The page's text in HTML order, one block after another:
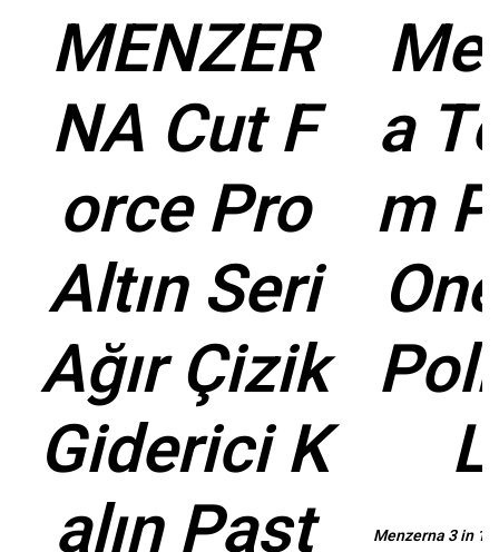
MENZER
NA Cut F
orce Pro
Altın Seri
Ağır Çizik
Giderici K
alın Past
a
m
Menzerna 3 in 1